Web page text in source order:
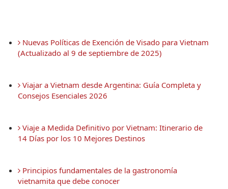
Nuevas Políticas de Exención de Visado para Vietnam
(Actualizado al 9 de septiembre de 2025)
Viajar a Vietnam desde Argentina: Guía Completa y
Consejos Esenciales 2026
Viaje a Medida Definitivo por Vietnam: Itinerario de
14 Días por los 10 Mejores Destinos
Principios fundamentales de la gastronomía
vietnamita que debe conocer